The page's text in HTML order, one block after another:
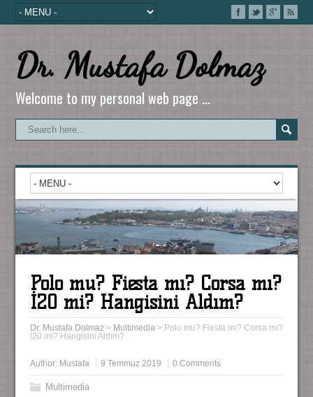
Dr. Mustafa Dolmaz
Welcome to my personal web page …
Polo mu? Fiesta mı? Corsa mı?
İ20 mi? Hangisini Aldım?
Dr. Mustafa Dolmaz> Multimedia> Polo mu? Fiesta mı? Corsa mı?
İ20 mi? Hangisini Aldım?
Author: Mustafa 9 Temmuz 2019 0 Comments
Multimedia